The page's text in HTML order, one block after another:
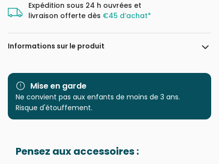
Expédition sous 24 h ouvrées et
livraison offerte dès €45 d’achat*
Informations sur le produit
Marque Magnolia
Catégorie Puzzles - Villes et Villages
Age
Puzzle pour Adultes (500 à
Provenance Puzzles fabriqués en France
Mise en garde
Ne convient pas aux enfants de moins de 3 ans.
Risque d'étouffement.
Pensez aux accessoires :